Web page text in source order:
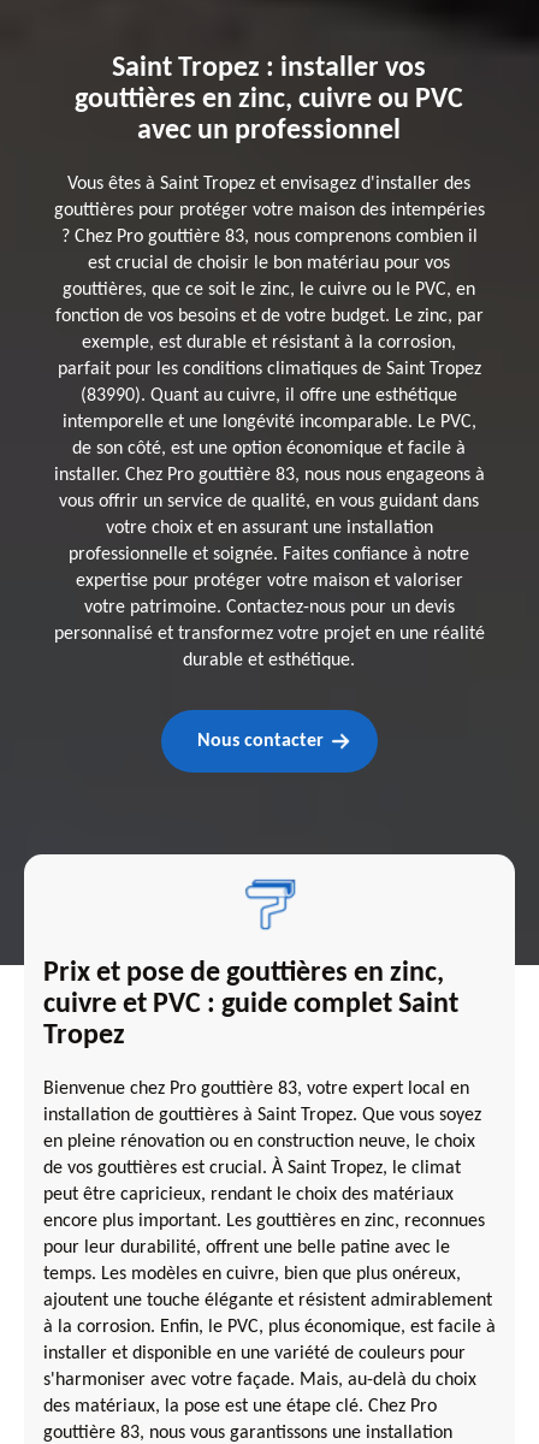
Saint Tropez : installer vos
gouttières en zinc, cuivre ou PVC
avec un professionnel
Vous êtes à Saint Tropez et envisagez d'installer des
gouttières pour protéger votre maison des intempéries
? Chez Pro gouttière 83, nous comprenons combien il
est crucial de choisir le bon matériau pour vos
gouttières, que ce soit le zinc, le cuivre ou le PVC, en
fonction de vos besoins et de votre budget. Le zinc, par
exemple, est durable et résistant à la corrosion,
parfait pour les conditions climatiques de Saint Tropez
(83990). Quant au cuivre, il offre une esthétique
intemporelle et une longévité incomparable. Le PVC,
de son côté, est une option économique et facile à
installer. Chez Pro gouttière 83, nous nous engageons à
vous offrir un service de qualité, en vous guidant dans
votre choix et en assurant une installation
professionnelle et soignée. Faites confiance à notre
expertise pour protéger votre maison et valoriser
votre patrimoine. Contactez-nous pour un devis
personnalisé et transformez votre projet en une réalité
durable et esthétique.
Nous contacter
Prix et pose de gouttières en zinc,
cuivre et PVC : guide complet Saint
Tropez
Bienvenue chez Pro gouttière 83, votre expert local en
installation de gouttières à Saint Tropez. Que vous soyez
en pleine rénovation ou en construction neuve, le choix
de vos gouttières est crucial. À Saint Tropez, le climat
peut être capricieux, rendant le choix des matériaux
encore plus important. Les gouttières en zinc, reconnues
pour leur durabilité, offrent une belle patine avec le
temps. Les modèles en cuivre, bien que plus onéreux,
ajoutent une touche élégante et résistent admirablement
à la corrosion. Enfin, le PVC, plus économique, est facile à
installer et disponible en une variété de couleurs pour
s'harmoniser avec votre façade. Mais, au-delà du choix
des matériaux, la pose est une étape clé. Chez Pro
gouttière 83, nous vous garantissons une installation